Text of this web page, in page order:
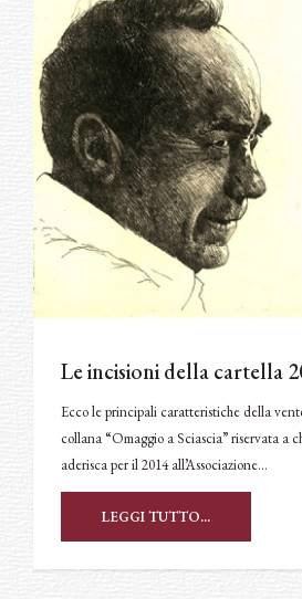
Le incisioni della cartella
Ecco le principali caratteristiche della
collana “Omaggio a Sciascia” riservata a
aderisca per il 2014 all’Associazione…
LEGGI TUTTO...